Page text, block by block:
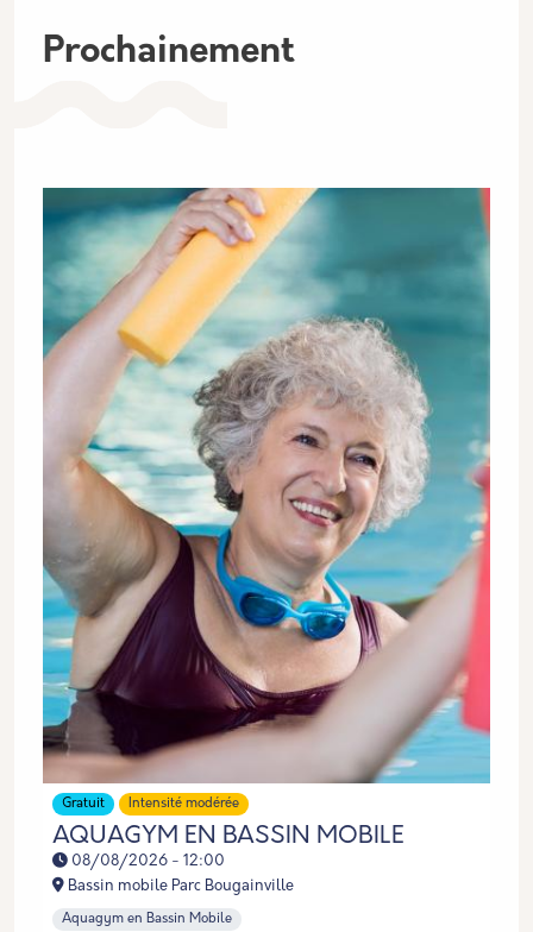
Prochainement
Gratuit Intensité modérée
AQUAGYM EN BASSIN MOBILE
08/08/2026 - 12:00
Bassin mobile Parc Bougainville
Aquagym en Bassin Mobile